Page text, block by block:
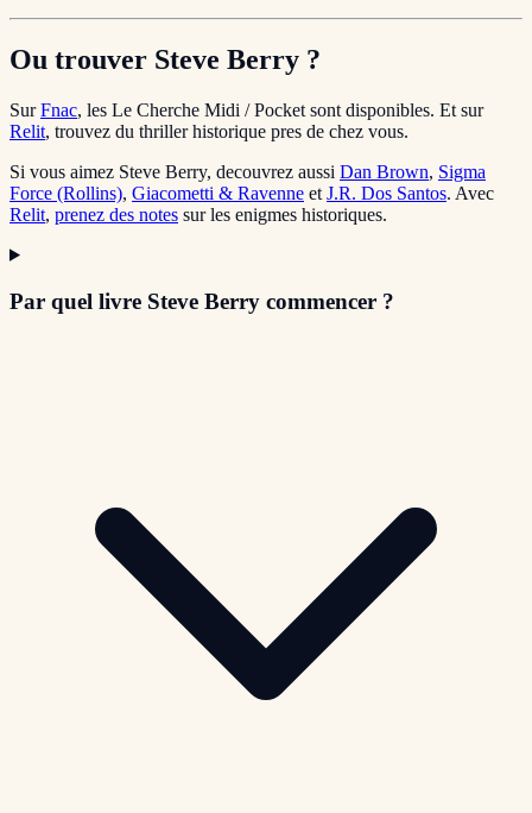
Ou trouver Steve Berry ?
SurFnac, les Le Cherche Midi / Pocket sont disponibles. Et sur
Relit, trouvez du thriller historique pres de chez vous.
Si vous aimez Steve Berry, decouvrez aussi Dan Brown, Sigma
Force (Rollins), Giacometti & Ravenne et J.R. Dos Santos. Avec
Relit, prenez des notes sur les enigmes historiques.
Par quel livre Steve Berry commencer ?